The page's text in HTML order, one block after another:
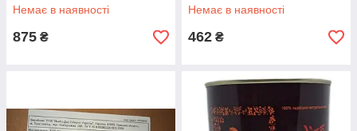
Немає в наявності
875 ₴
Немає в наявності
462 ₴